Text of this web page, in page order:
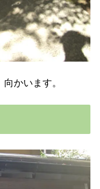
向かいます。